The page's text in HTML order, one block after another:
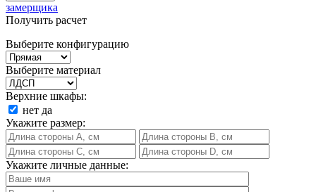
замерщика
Получить расчет
Выберите конфигурацию
Выберите материал
Верхние шкафы:
нет да
Укажите размер:
Укажите личные данные: